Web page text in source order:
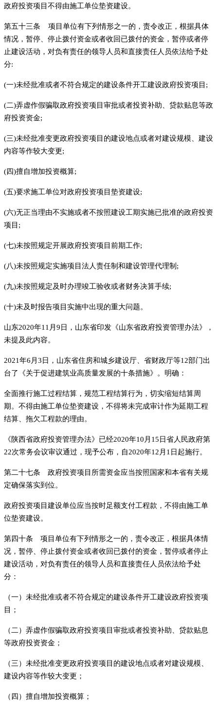
政府投资项目不得由施工单位垫资建设。
第五十三条 项目单位有下列情形之一的，责令改正，根据具体
情况，暂停、停止拨付资金或者收回已拨付的资金，暂停或者停
止建设活动，对负有责任的领导人员和直接责任人员依法给予处
分:
(一)未经批准或者不符合规定的建设条件开工建设政府投资项目;
(二)弄虚作假骗取政府投资项目审批或者投资补助、贷款贴息等政
府投资资金;
(三)未经批准变更政府投资项目的建设地点或者对建设规模、建设
内容等作较大变更;
(四)擅自增加投资概算;
(五)要求施工单位对政府投资项目垫资建设;
(六)无正当理由不实施或者不按照建设工期实施已批准的政府投资
项目;
(七)未按照规定开展政府投资项目前期工作;
(八)未按照规定实施项目法人责任制和建设管理代理制;
(九)未按照规定及时办理竣工验收或者财务决算手续;
(十)未及时报告项目实施中出现的重大问题。
山东2020年11月9日，山东省印发《山东省政府投资管理办法》，
未提及此内容。
2021年6月3日，山东省住房和城乡建设厅、省财政厅等12部门出
台了《关于促进建筑业高质量发展的十条措施》。明确：
全面推行施工过程结算，规范工程结算行为，切实缩短结算周
期。不得由施工单位垫资建设，不得将未完成审计作为延期工程
结算、拖欠工程款的理由。
《陕西省政府投资管理办法》已经2020年10月15日省人民政府第
22次常务会议审议通过，现予公布，自2020年12月1日起施行。
第二十七条 政府投资项目所需资金应当按照国家和本省有关规
定确保落实到位。
政府投资项目建设单位应当按时足额支付工程款，不得由施工单
位垫资建设。
第四十条 项目单位有下列情形之一的，责令改正，根据具体情
况，暂停、停止拨付资金或者收回已拨付的资金，暂停或者停止
建设活动，对负有责任的领导人员和直接责任人员依法给予处
分：
（一）未经批准或者不符合规定的建设条件开工建设政府投资项
目；
（二）弄虚作假骗取政府投资项目审批或者投资补助、贷款贴息
等政府投资资金；
（三）未经批准变更政府投资项目的建设地点或者对建设规模、
建设内容等作较大变更；
（四）擅自增加投资概算；